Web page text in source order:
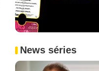
News séries